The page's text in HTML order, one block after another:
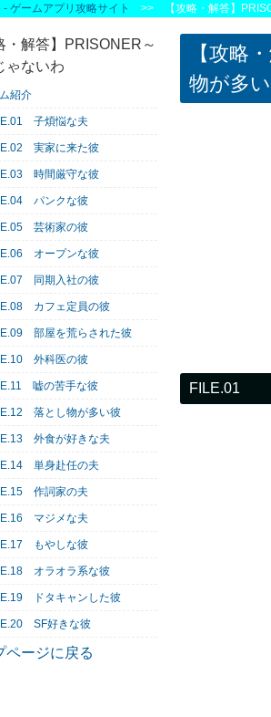
ゲームアプリ攻略サイト >> 【攻略・解答】
【攻略
物が多い
FILE.01
・解答】PRISONER～
ゃないわ
紹介
子煩悩な夫
実家に来た彼
時間厳守な彼
パンクな彼
芸術家の彼
オープンな彼
同期入社の彼
カフェ定員の彼
部屋を荒らされた彼
外科医の彼
嘘の苦手な彼
落とし物が多い彼
外食が好きな夫
単身赴任の夫
作詞家の夫
マジメな夫
もやしな彼
オラオラ系な彼
ドタキャンした彼
SF好きな彼
ページに戻る